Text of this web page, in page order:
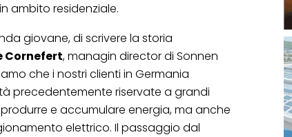
ambito residenziale.
giovane, di scrivere la storia
Cornefert, managin director di Sonnen
che i nostri clienti in Germania
precedentemente riservate a grandi
e accumulare energia, ma anche
elettrico. Il passaggio dal